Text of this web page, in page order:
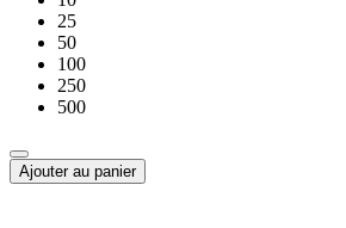
25
50
100
250
500
Ajouter au panier